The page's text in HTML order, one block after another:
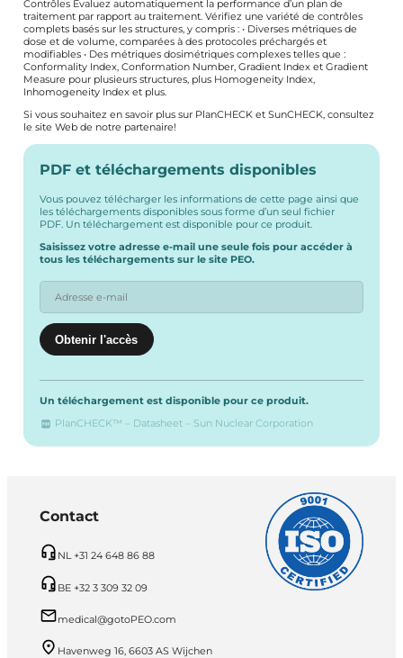
Contrôles Évaluez automatiquement la performance d’un plan de
traitement par rapport au traitement. Vérifiez une variété de contrôles
complets basés sur les structures, y compris : • Diverses métriques de
dose et de volume, comparées à des protocoles préchargés et
modifiables • Des métriques dosimétriques complexes telles que :
Conformality Index, Conformation Number, Gradient Index et Gradient
Measure pour plusieurs structures, plus Homogeneity Index,
Inhomogeneity Index et plus.
Si vous souhaitez en savoir plus sur PlanCHECK et SunCHECK, consultez
le site Web de notre partenaire!
PDF et téléchargements disponibles
Vous pouvez télécharger les informations de cette page ainsi que
les téléchargements disponibles sous forme d’un seul fichier
PDF. Un téléchargement est disponible pour ce produit.
Saisissez votre adresse e-mail une seule fois pour accéder à
tous les téléchargements sur le site PEO.
Un téléchargement est disponible pour ce produit.
PlanCHECK™ – Datasheet – Sun Nuclear Corporation
Contact
NL +31 24 648 86 88
BE +32 3 309 32 09
medical@gotoPEO.com
Havenweg 16, 6603 AS Wijchen